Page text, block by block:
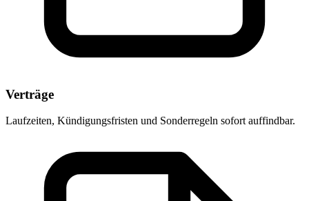
Verträge
Laufzeiten, Kündigungsfristen und Sonderregeln sofort auffindbar.